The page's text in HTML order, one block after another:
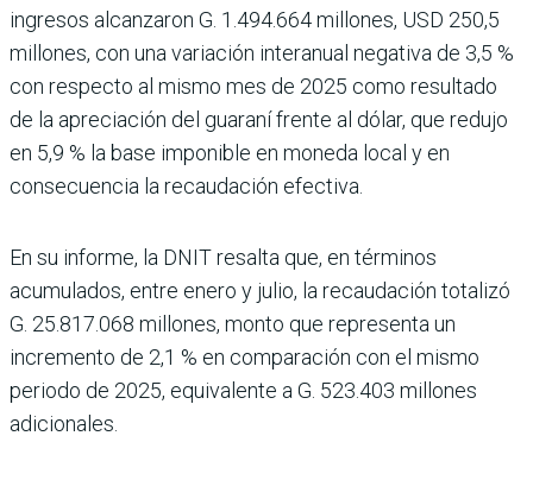
ingresos alcanzaron G. 1.494.664 millones, USD 250,5
millones, con una variación interanual negativa de 3,5 %
con respecto al mismo mes de 2025 como resultado
de la apreciación del guaraní frente al dólar, que redujo
en 5,9 % la base imponible en moneda local y en
consecuencia la recaudación efectiva.
En su informe, la DNIT resalta que, en términos
acumulados, entre enero y julio, la recaudación totalizó
G. 25.817.068 millones, monto que representa un
incremento de 2,1 % en comparación con el mismo
periodo de 2025, equivalente a G. 523.403 millones
adicionales.